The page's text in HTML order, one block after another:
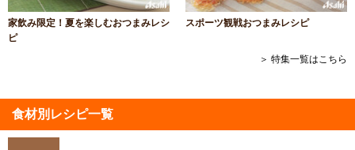
家飲み限定！夏を楽しむおつまみレシ
ピ
スポーツ観戦おつまみレシピ
＞ 特集一覧はこちら
食材別レシピ一覧